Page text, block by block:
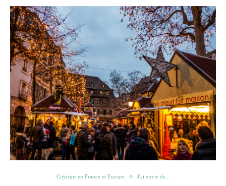
Citytrips en France et Europe J'ai envie de...